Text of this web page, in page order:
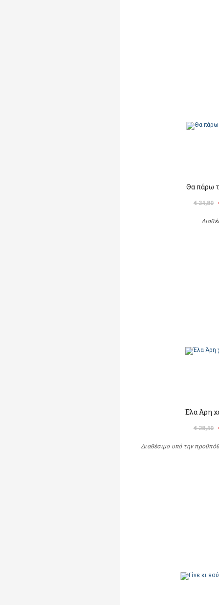
Θα πάρω
€ 34,80
Έλα Άρη
€ 28,40
Διαθέσιμο υπό την